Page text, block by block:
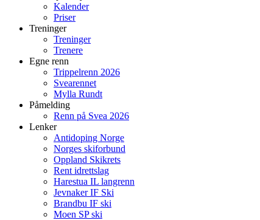
Kalender
Priser
Treninger
Treninger
Trenere
Egne renn
Trippelrenn 2026
Svearennet
Mylla Rundt
Påmelding
Renn på Svea 2026
Lenker
Antidoping Norge
Norges skiforbund
Oppland Skikrets
Rent idrettslag
Harestua IL langrenn
Jevnaker IF Ski
Brandbu IF ski
Moen SP ski